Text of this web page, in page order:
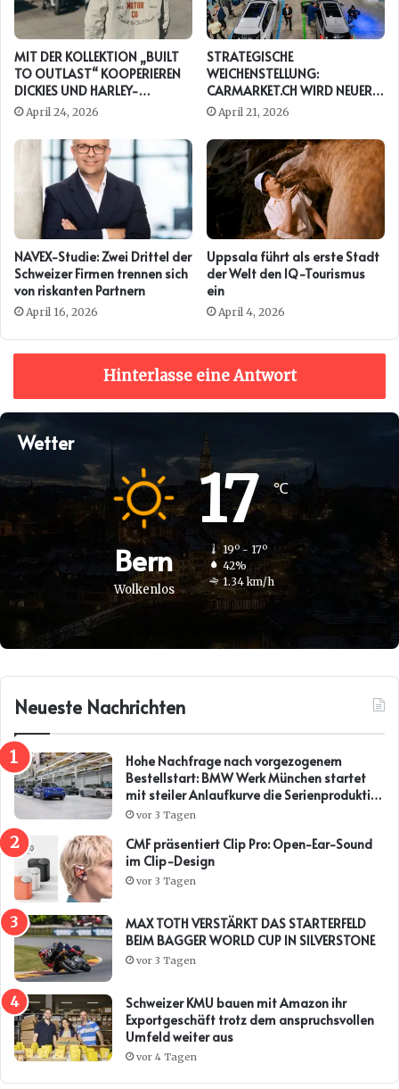
MIT DER KOLLEKTION „BUILT
TO OUTLAST“ KOOPERIEREN
DICKIES UND HARLEY-
DAVIDSON ERNEUT
April 24, 2026
STRATEGISCHE
WEICHENSTELLUNG:
CARMARKET.CH WIRD NEUER
PRESENTING PARTNER DER
AUTO ZÜRICH
April 21, 2026
NAVEX-Studie: Zwei Drittel der
Schweizer Firmen trennen sich
von riskanten Partnern
April 16, 2026
Uppsala führt als erste Stadt
der Welt den IQ-Tourismus
ein
April 4, 2026
Hinterlasse eine Antwort
Wetter
Bern
Wolkenlos
17℃
19º - 17º
42%
1.34 km/h
Neueste Nachrichten
Hohe Nachfrage nach vorgezogenem
Bestellstart: BMW Werk München startet
mit steiler Anlaufkurve die Serienproduktion
des BMW i3*
vor 3 Tagen
CMF präsentiert Clip Pro: Open-Ear-Sound
im Clip-Design
vor 3 Tagen
MAX TOTH VERSTÄRKT DAS STARTERFELD
BEIM BAGGER WORLD CUP IN SILVERSTONE
vor 3 Tagen
Schweizer KMU bauen mit Amazon ihr
Exportgeschäft trotz dem anspruchsvollen
Umfeld weiter aus
vor 4 Tagen